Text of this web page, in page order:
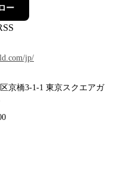
ー
jp/
京橋3-1-1 東京スクエアガ